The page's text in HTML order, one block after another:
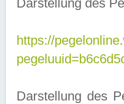
Darstellung des
https://
Darstellung des